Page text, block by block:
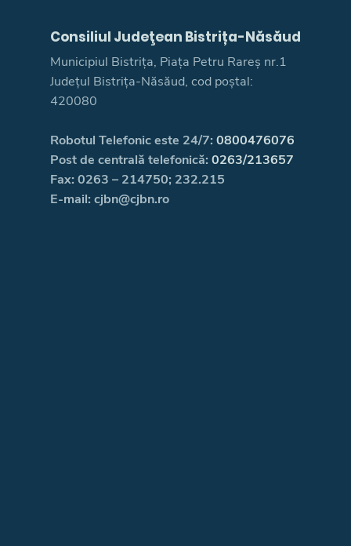
Consiliul Judeţean Bistrița-Năsăud
Municipiul Bistrița, Piața Petru Rareș nr.1
Județul Bistrița-Năsăud, cod poștal:
420080
Robotul Telefonic este 24/7: 0800476076
Post de centrală telefonică: 0263/213657
Fax: 0263 – 214750; 232.215
E-mail: cjbn@cjbn.ro